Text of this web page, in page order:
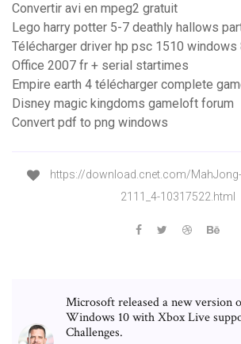
Convertir avi en mpeg2 gratuit
Lego harry potter 5-7 deathly hallows
Télécharger driver hp psc 1510 windows
Office 2007 fr + serial startimes
Empire earth 4 télécharger complete
Disney magic kingdoms gameloft forum
Convert pdf to png windows
https://download.cnet.com/
2111_4-10317522.html
Microsoft released a new version
Windows 10 with Xbox Live
Challenges.